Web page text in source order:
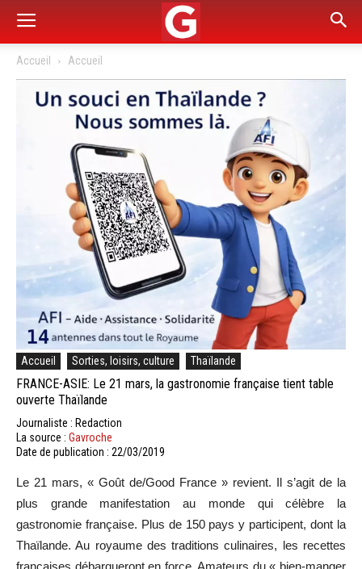
Accueil Accueil
Accueil Sorties, loisirs, culture Thaïlande
FRANCE-ASIE: Le 21 mars, la gastronomie française tient table
ouverte Thaïlande
Journaliste : Redaction
La source : Gavroche
Date de publication : 22/03/2019
Le 21 mars, « Goût de/Good France » revient. Il s’agit de la
plus grande manifestation au monde qui célèbre la
gastronomie française. Plus de 150 pays y participent, dont la
Thaïlande. Au royaume des traditions culinaires, les recettes
françaises débarqueront en force. Amateurs du « bien-manger